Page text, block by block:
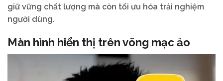
giữ vững chất lượng mà còn tối ưu hóa trải nghiệm
người dùng.
Màn hình hiển thị trên võng mạc ảo